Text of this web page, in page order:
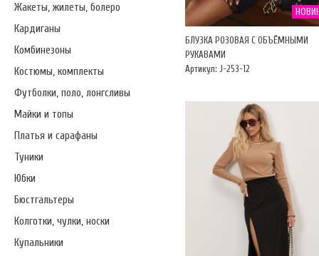
Жакеты, жилеты, болеро
Кардиганы
Комбинезоны
Костюмы, комплекты
Футболки, поло, лонгсливы
Майки и топы
Платья и сарафаны
Туники
Юбки
Бюстгальтеры
Колготки, чулки, носки
Купальники
БЛУЗКА РОЗОВАЯ С ОБЪЁМНЫМИ
РУКАВАМИ
Артикул: J-253-12